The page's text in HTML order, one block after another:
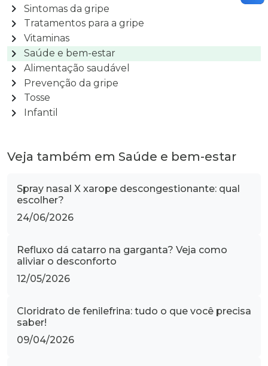
chevron_right Sintomas da gripe
chevron_right Tratamentos para a gripe
chevron_right Vitaminas
chevron_right Saúde e bem-estar
chevron_right Alimentação saudável
chevron_right Prevenção da gripe
chevron_right Tosse
chevron_right Infantil
Veja também em Saúde e bem-estar
Spray nasal X xarope descongestionante: qual
escolher?
24/06/2026
Refluxo dá catarro na garganta? Veja como
aliviar o desconforto
12/05/2026
Cloridrato de fenilefrina: tudo o que você precisa
saber!
09/04/2026